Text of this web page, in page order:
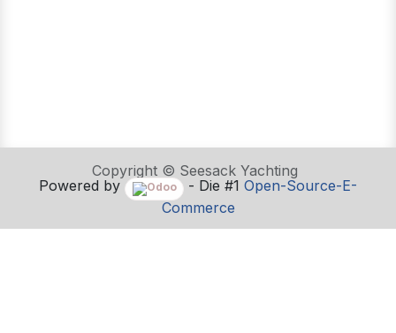
Copyright © Seesack Yachting
Powered by
- Die #1Open-Source-E-
Commerce